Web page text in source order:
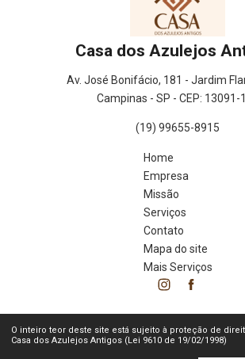
Casa dos Azulejos
Av. José Bonifácio, 181 - Jardim
Campinas - SP - CEP: 13091-
(19) 99655-8915
Home
Empresa
Missão
Serviços
Contato
Mapa do site
Mais Serviços
O inteiro teor deste site está sujeito à proteção de
Casa dos Azulejos Antigos (Lei 9610 de 19/02/1998)